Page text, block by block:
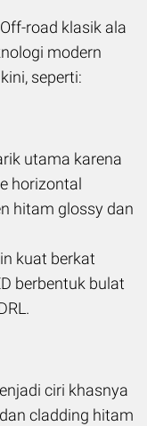
road klasik ala
modern
seperti:
utama karena
horizontal
hitam glossy dan
kuat berkat
berbentuk bulat
ciri khasnya
cladding hitam